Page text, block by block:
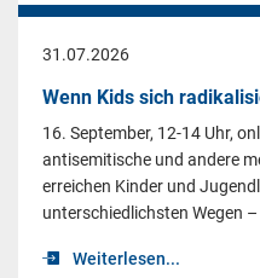
31.07.2026
Wenn Kids sich
16. September, 12-14 Uhr,
antisemitische und andere
erreichen Kinder und
unterschiedlichsten Wegen
Weiterlesen...